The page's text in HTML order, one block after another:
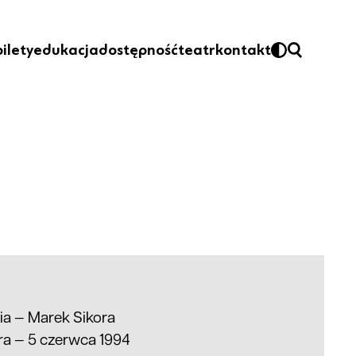
edukacjadostępnośćteatrkontakt
— Marek Sikora
— 5 czerwca 1994